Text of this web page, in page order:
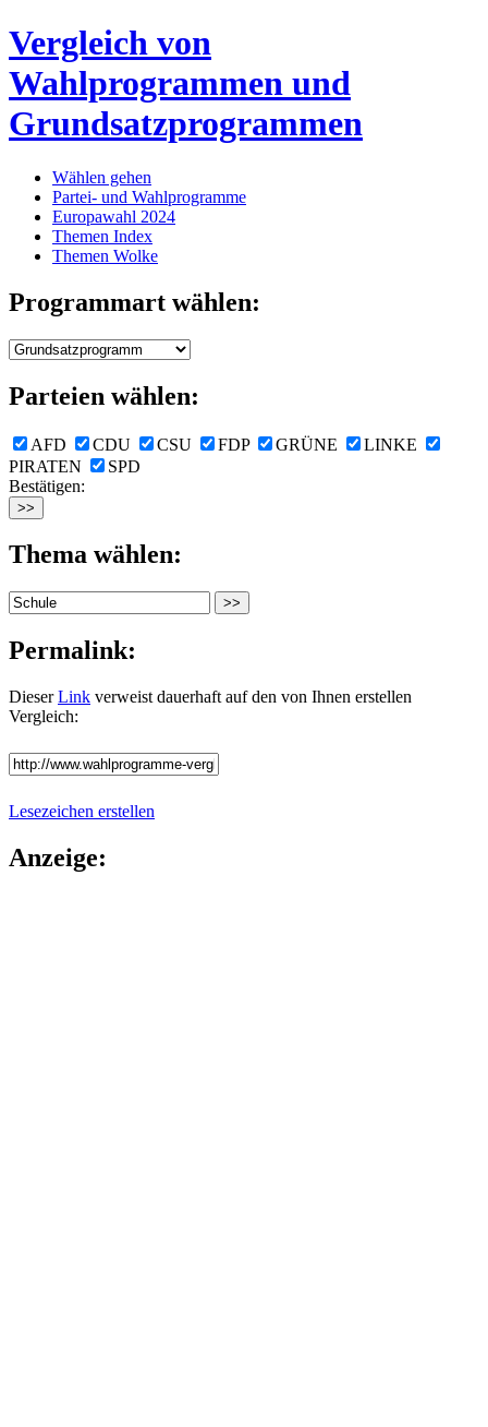
Vergleich von
Wahlprogrammen und
Grundsatzprogrammen
Wählen gehen
Partei- und Wahlprogramme
Europawahl 2024
Themen Index
Themen Wolke
Programmart wählen:
Parteien wählen:
AFD CDU CSU FDP GRÜNE
LINKE
PIRATEN
SPD
Bestätigen:
Thema wählen:
Permalink:
DieserLink verweist dauerhaft auf den von Ihnen erstellen
Vergleich:
Lesezeichen erstellen
Anzeige: